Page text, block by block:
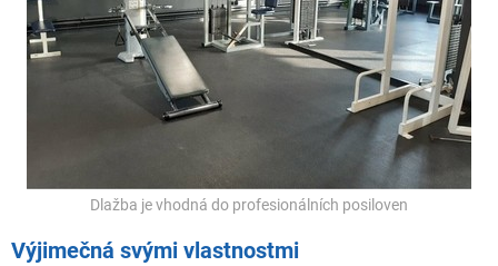
Dlažba je vhodná do profesionálních posiloven
Výjimečná svými vlastnostmi